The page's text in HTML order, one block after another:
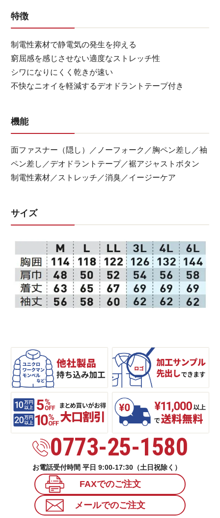
特徴
制電性素材で静電気の発生を抑える
窮屈感を感じさせない適度なストレッチ性
シワになりにくく乾きが速い
不快なニオイを軽減するデオドラントテープ付き
機能
面ファスナー（隠し）／ノーフォーク／胸ペン差し／袖
ペン差し／デオドラントテープ／裾アジャストボタン
制電性素材／ストレッチ／消臭／イージーケア
サイズ
0773-25-1580
お電話受付時間 平日 9:00-17:30（土日祝除く）
FAXでのご注文
メールでのご注文